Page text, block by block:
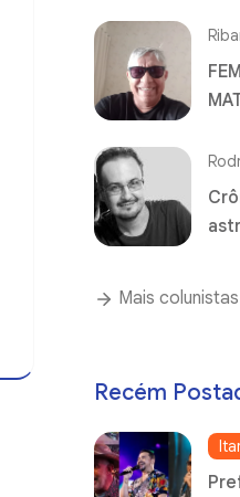
Mais colunistas
Recém